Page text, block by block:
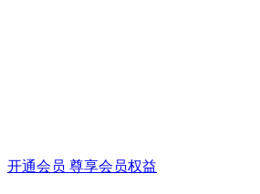
开通会员 尊享会员权益